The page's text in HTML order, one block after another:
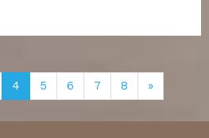
4 5 6 7 8 »